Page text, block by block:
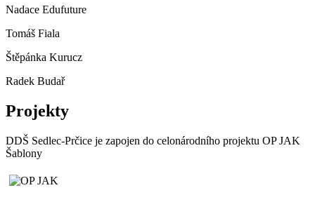
Nadace Edufuture
Tomáš Fiala
Štěpánka Kurucz
Radek Budař
Projekty
DDŠ Sedlec-Prčice je zapojen do celonárodního projektu OP JAK
Šablony